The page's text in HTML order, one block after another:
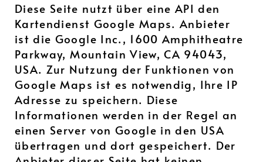
Diese Seite nutzt über eine API den
Kartendienst Google Maps. Anbieter
ist die Google Inc., 1600 Amphitheatre
Parkway, Mountain View, CA 94043,
USA. Zur Nutzung der Funktionen von
Google Maps ist es notwendig, Ihre IP
Adresse zu speichern. Diese
Informationen werden in der Regel an
einen Server von Google in den USA
übertragen und dort gespeichert. Der